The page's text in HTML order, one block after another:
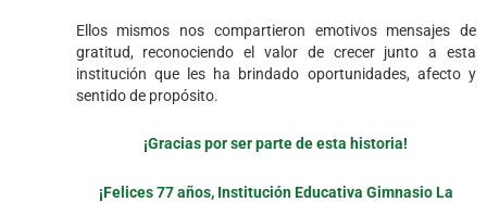
Ellos mismos nos compartieron emotivos mensajes de
gratitud, reconociendo el valor de crecer junto a esta
institución que les ha brindado oportunidades, afecto y
sentido de propósito.
¡Gracias por ser parte de esta historia!
¡Felices 77 años, Institución Educativa Gimnasio La